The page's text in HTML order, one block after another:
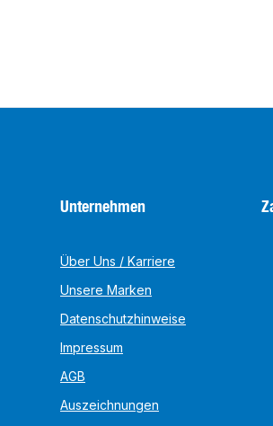
Unternehmen
Über Uns / Karriere
Unsere Marken
Datenschutzhinweise
Impressum
AGB
Auszeichnungen